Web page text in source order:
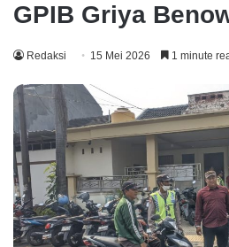
GPIB Griya
Redaksi 15 Mei 2026 1 minute